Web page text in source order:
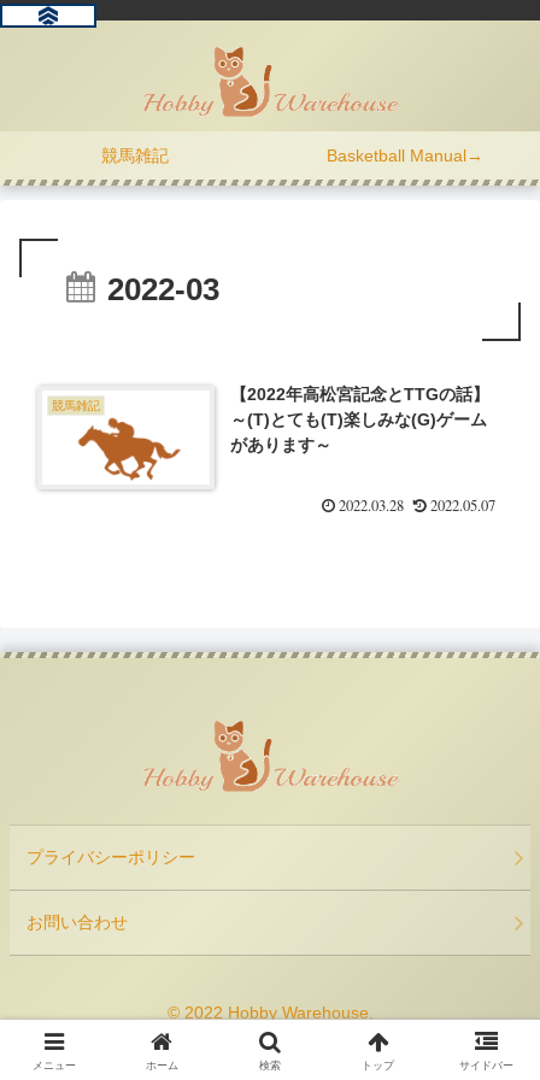
競馬雑記 Basketball Manual→
2022-03
競馬雑記
【2022年高松宮記念とTTGの話】
～(T)とても(T)楽しみな(G)ゲーム
があります～
2022.03.28 2022.05.07
プライバシーポリシー
お問い合わせ
© 2022 Hobby Warehouse.
メニュー ホーム 検索 トップ サイドバー